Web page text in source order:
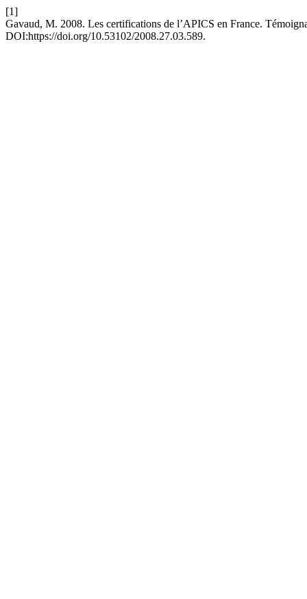
[1]
Gavaud, M. 2008. Les certifications de l’APICS en France.
DOI:https://doi.org/10.53102/2008.27.03.589.